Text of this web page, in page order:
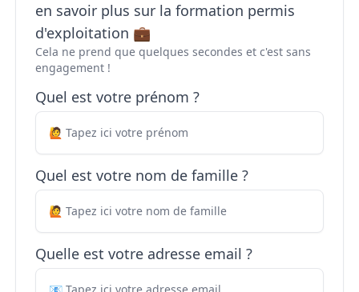
en savoir plus sur la formation permis
d'exploitation 💼
Cela ne prend que quelques secondes et c'est sans
engagement !
Quel est votre prénom ?
Quel est votre nom de famille ?
Quelle est votre adresse email ?